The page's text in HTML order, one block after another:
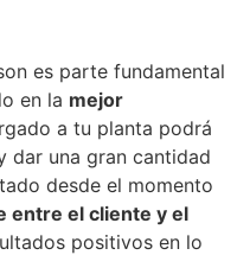
es parte fundamental
en la mejor
a tu planta podrá
dar una gran cantidad
desde el momento
entre el cliente y el
positivos en lo